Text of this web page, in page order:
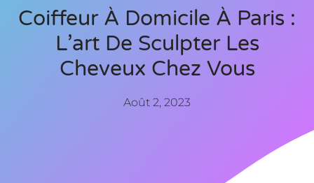
Coiffeur À Domicile À Paris :
L’art De Sculpter Les
Cheveux Chez Vous
Août 2, 2023